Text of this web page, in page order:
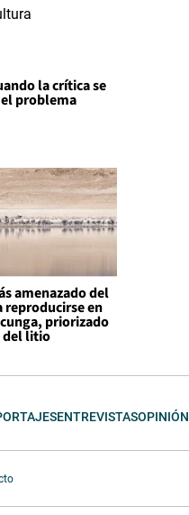
la crítica se
problema
amenazado del
en
priorizado
del litio
ENTREVISTASOPINIÓN